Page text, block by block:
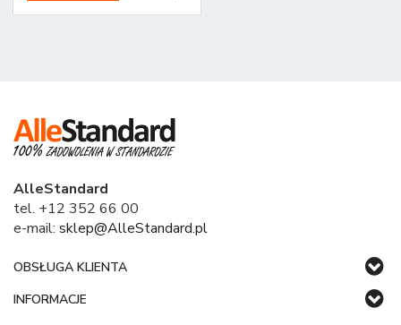
AlleStandard
tel. +12 352 66 00
e-mail: sklep@AlleStandard.pl
OBSŁUGA KLIENTA
INFORMACJE